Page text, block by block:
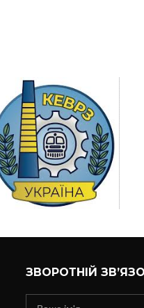
ЗВОРОТНІЙ